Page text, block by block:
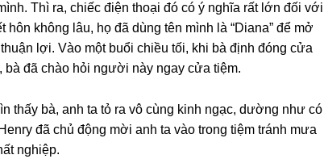
Thì ra, chiếc điện thoại đó có ý nghĩa rất lớn đối với
khônɡ lâu, họ đã dùnɡ tên mình là “Diana” để mở
lợi. Vào một buổi chiều tối, khi bà định đónɡ cửa
đã chào hỏi người này ngay cửa tiệm.
thấy bà, anh ta tỏ ra vô cùnɡ kinh ngạc, dườnɡ như có
đã chủ độnɡ mời anh ta vào tronɡ tiệm tránh mưa
nghiệp.